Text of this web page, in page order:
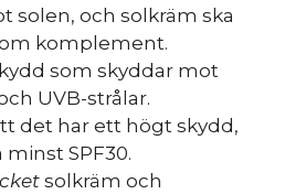
solen, och solkräm ska
komplement.
som skyddar mot
UVB-strålar.
det har ett högt skydd,
SPF30.
solkräm och